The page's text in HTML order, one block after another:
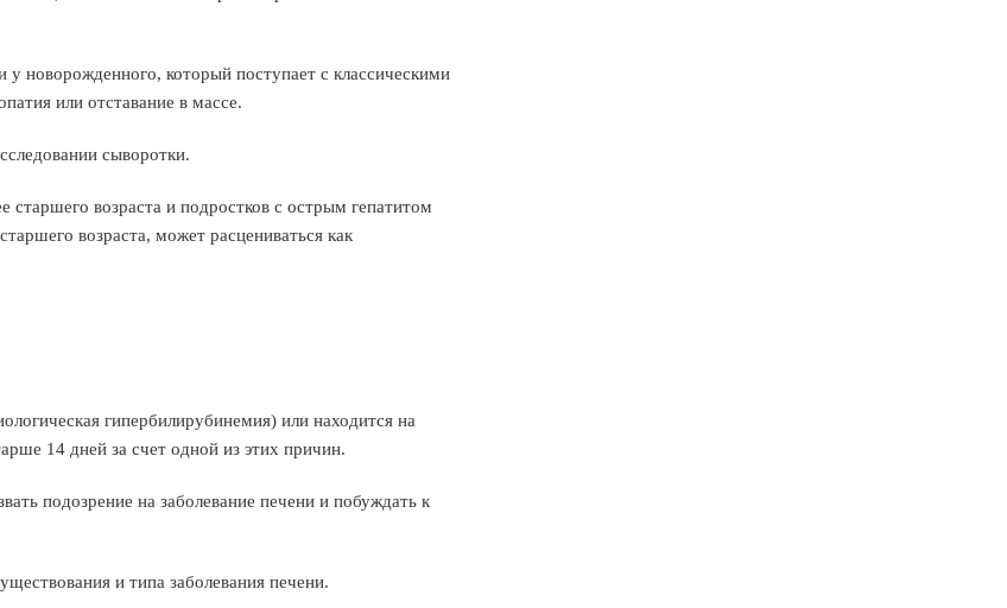
у новорожденного, который поступает с классическими
или отставание в массе.
сыворотки.
старшего возраста и подростков с острым гепатитом
возраста, может расцениваться как
гипербилирубинемия) или находится на
14 дней за счет одной из этих причин.
подозрение на заболевание печени и побуждать к
и типа заболевания печени.